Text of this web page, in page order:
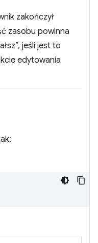
zakończył
zasobu powinna
jeśli jest to
edytowania